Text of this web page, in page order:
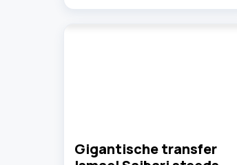
Gigantische transfer